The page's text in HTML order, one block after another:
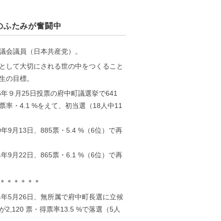
ふたみが奮闘中
会議員（日本共産党）。
して大切にされる世の中をつくること
の目標。
９月25日投票の府中町議選挙で641
率・4.1 %をえて、初当選（18人中11
9月13日、885票・5.4 %（6位）で再
9月22日、865票・6.1 %（6位）で再
＊＊＊＊＊
5月26日、無所属で府中町長選に立候
2,120 票・得票率13.5 %で落選（5人